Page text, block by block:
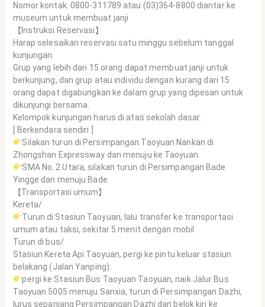
Nomor kontak: 0800-311789 atau (03)364-8800 diantar ke
museum untuk membuat janji
【Instruksi Reservasi】
Harap selesaikan reservasi satu minggu sebelum tanggal
kunjungan.
Grup yang lebih dari 15 orang dapat membuat janji untuk
berkunjung, dan grup atau individu dengan kurang dari 15
orang dapat digabungkan ke dalam grup yang dipesan untuk
dikunjungi bersama.
Kelompok kunjungan harus di atas sekolah dasar.
[ Berkendara sendiri ]
Silakan turun di Persimpangan Taoyuan Nankan di
Zhongshan Expressway dan menuju ke Taoyuan.
SMA No. 2 Utara, silakan turun di Persimpangan Bade
Yingge dan menuju Bade.
【Transportasi umum】
Kereta/
Turun di Stasiun Taoyuan, lalu transfer ke transportasi
umum atau taksi, sekitar 5 menit dengan mobil
Turun di bus/
Stasiun Kereta Api Taoyuan, pergi ke pintu keluar stasiun
belakang (Jalan Yanping):
pergi ke Stasiun Bus Taoyuan Taoyuan, naik Jalur Bus
Taoyuan 5005 menuju Sanxia, ​​​​turun di Persimpangan Dazhi,
lurus sepanjang Persimpangan Dazhi dan belok kiri ke